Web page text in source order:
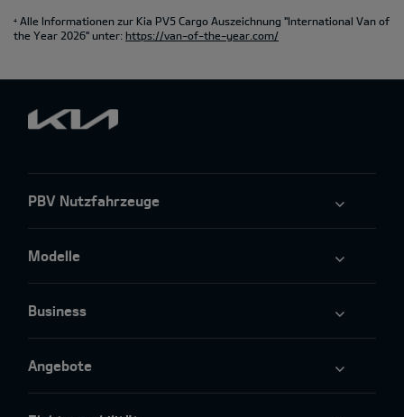
4 Alle Informationen zur Kia PV5 Cargo Auszeichnung "International Van of
the Year 2026" unter: https://van-of-the-year.com/
PBV Nutzfahrzeuge
Modelle
Business
Angebote